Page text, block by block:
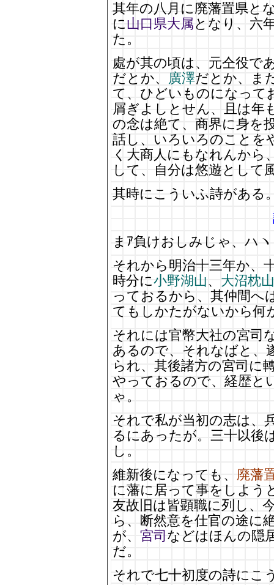
其年の八月に廃藩置県と
に山口県大属となり、六
た。
處が其の頃は、元仝役で
だとか、 廣澤だとか、ま
て、ひどいものになって
屑ぎよしとせん、且は年
の念は絶て、商界に身を
話し、いろいろのことを
く大商人にもなれんから
して、自分は悠遊として
其時にこういふ詩がある
まｱ負けおしみじゃ、ハ
それから明治十三年か、
時分に小野湖山、 大沼枕山
っておるから、其仲間へ
てもしかたがないから何
それには官幣大社の宮司
あるので、それなばと、
られ、其後諸方の宮司に
やっておるので、経歴と
ゃ。
それで私が当初の志は、
るにあったが。三十以後
し。
維新後になっても、 廃藩
に藩に居って事をしよう
友故旧は皆顕職に列し、
ら、断然意を仕官の途に
が、 宮司 などはほんの隠
だ。
それで七十初度の詩にこ